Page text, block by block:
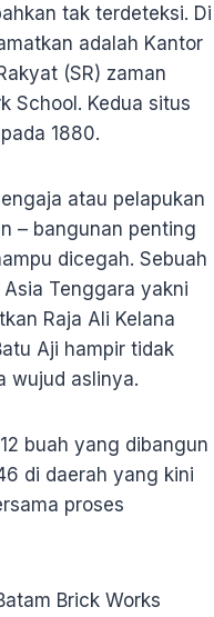
tak terdeteksi. Di
adalah Kantor
(SR) zaman
School. Kedua situs
1880.
atau pelapukan
– bangunan penting
dicegah. Sebuah
Tenggara yakni
Raja Ali Kelana
Aji hampir tidak
wujud aslinya.
buah yang dibangun
di daerah yang kini
proses
Brick Works